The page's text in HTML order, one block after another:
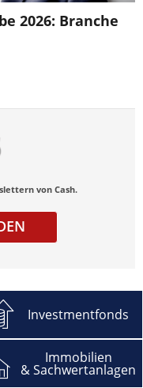
2026: Branche
von Cash.
Investmentfonds
Immobilien
& Sachwertanlagen